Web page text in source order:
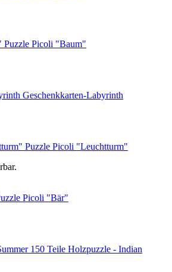
Puzzle Picoli "Baum"
Geschenkkarten-Labyrinth
Puzzle Picoli "Leuchtturm"
Picoli "Bär"
Holzpuzzle - Indian